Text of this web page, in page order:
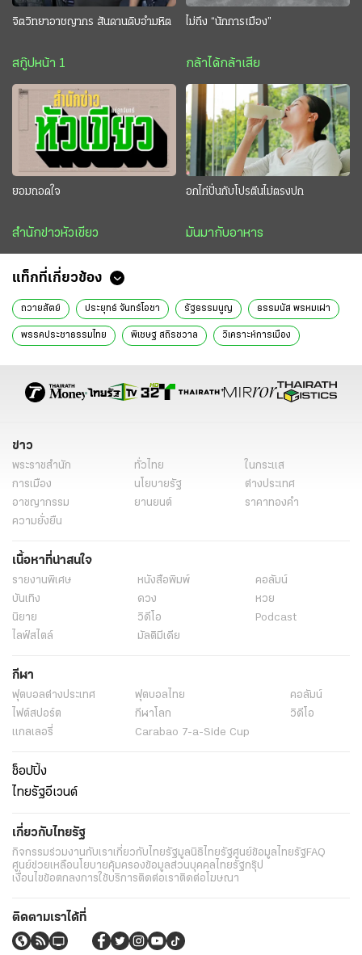
จิตวิทยาอาชญากร สันดานดิบอำมหิต
สกู๊ปหน้า 1
ไม่ถึง “นักการเมือง”
กล้าได้กล้าเสีย
ยอมถอดใจ
สำนักข่าวหัวเขียว
อกไก่ปั่นกับโปรตีนไม่ตรงปก
มันมากับอาหาร
แท็กที่เกี่ยวข้อง
ถวายสัตย์ ประยุทธ์ จันทร์โอชา รัฐธรรมนูญ ธรรมนัส พรหมเผ่า
พรรคประชาธรรมไทย พิเชษฐ สถิรชวาล วิเคราะห์การเมือง
ข่าว
พระราชสำนัก ทั่วไทย
ในกระแส
การเมือง
นโยบายรัฐ
ต่างประเทศ
อาชญากรรม
ยานยนต์
ราคาทองคำ
ความยั่งยืน
เนื้อหาที่น่าสนใจ
รายงานพิเศษ หนังสือพิมพ์
คอลัมน์
บันเทิง
ดวง
หวย
นิยาย
วิดีโอ
Podcast
ไลฟ์สไตล์
มัลติมีเดีย
กีฬา
ฟุตบอลต่่างประเทศ ฟุตบอลไทย
คอลัมน์
ไฟต์สปอร์ต
กีฬาโลก
วิดีโอ
แกลเลอรี่
Carabao 7-a-Side Cup
ช็อปปิ้ง
ไทยรัฐอีเวนต์
เกี่ยวกับไทยรัฐ
กิจกรรมร่วมงานกับเราเกี่ยวกับไทยรัฐมูลนิธิไทยรัฐศูนย์ข้อมูลไทยรัฐFAQ
ศูนย์ช่วยเหลือนโยบายคุ้มครองข้อมูลส่วนบุคคลไทยรัฐกรุ๊ป
เงื่อนไขข้อตกลงการใช้บริการติดต่อเราติดต่อโฆษณา
ติดตามเราได้ที่